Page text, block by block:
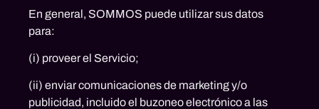
En general, SOMMOS puede utilizar sus datos
para:
(i) proveer el Servicio;
(ii) enviar comunicaciones de marketing y/o
publicidad, incluido el buzoneo electrónico a las